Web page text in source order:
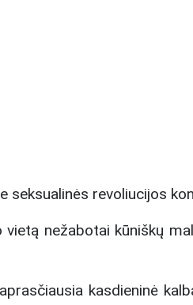
seksualinės revoliucijos
nežabotai kūniškų
kasdieninė